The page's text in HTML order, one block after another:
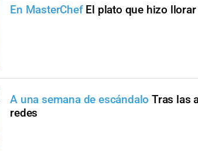
En MasterChef El plato que hizo
A una semana de escándalo Tras las
redes